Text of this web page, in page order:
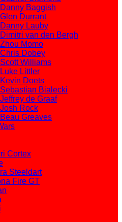
Danny Baggish
Glen Durrant
Danny Lauby
Dimitri van den Bergh
Zhou Momo
Chris Dobey
Scott Williams
Luke Littler
Kevin Doets
Sebastian Bialecki
Jeffrey de Graaf
Josh Rock
Beau Greaves
Cortex
Steeldart
Fire GT